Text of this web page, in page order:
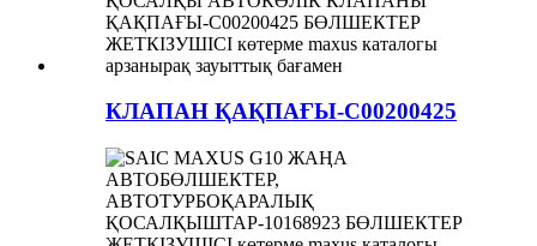
КЛАПАН ҚАҚПАҒЫ-C00200425